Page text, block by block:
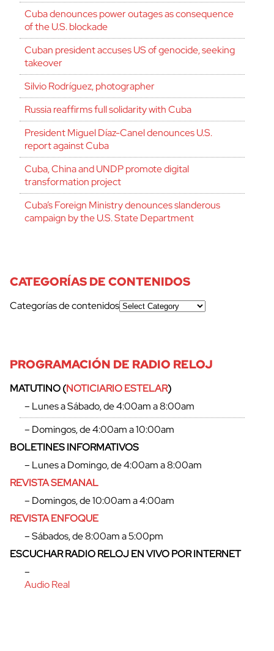
Cuba denounces power outages as consequence
of the U.S. blockade
Cuban president accuses US of genocide, seeking
takeover
Silvio Rodríguez, photographer
Russia reaffirms full solidarity with Cuba
President Miguel Díaz-Canel denounces U.S.
report against Cuba
Cuba, China and UNDP promote digital
transformation project
Cuba’s Foreign Ministry denounces slanderous
campaign by the U.S. State Department
CATEGORÍAS DE CONTENIDOS
Categorías de contenidos
PROGRAMACIÓN DE RADIO RELOJ
MATUTINO (NOTICIARIO ESTELAR)
– Lunes a Sábado, de 4:00am a 8:00am
– Domingos, de 4:00am a 10:00am
BOLETINES INFORMATIVOS
– Lunes a Domingo, de 4:00am a 8:00am
REVISTA SEMANAL
– Domingos, de 10:00am a 4:00am
REVISTA ENFOQUE
– Sábados, de 8:00am a 5:00pm
ESCUCHAR RADIO RELOJ EN VIVO POR INTERNET
–
Audio Real